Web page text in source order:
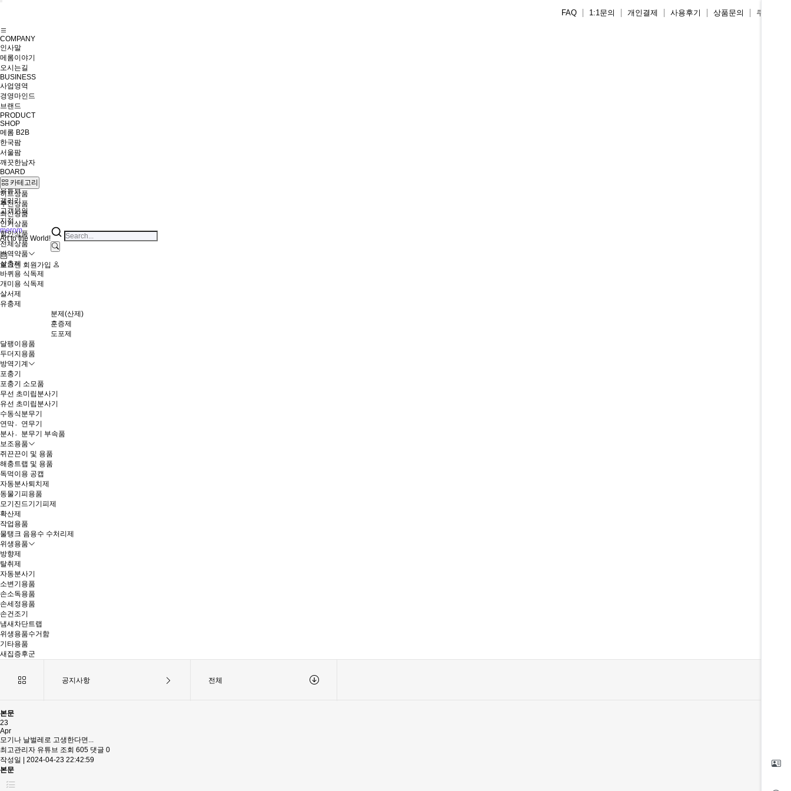
FAQ 1:1문의 개인결제 사용후기 상품문의 쿠폰존
COMPANY
인사말
메롬이야기
오시는길
BUSINESS
사업영역
경영마인드
브랜드
PRODUCT
SHOP
메롬 B2B
한국팜
서울팜
깨끗한남자
BOARD
공지사항
유튜브
갤러리
고객문의
지점
merom
Art to the World!
로그인 회원가입
카테고리
히트상품
추천상품
최신상품
인기상품
할인상품
전체상품
방역약품
살충제
바퀴용 식독제
개미용 식독제
살서제
유충제
분제(산제)
훈증제
도포제
달팽이용품
두더지용품
방역기계
포충기
포충기 소모품
무선 초미립분사기
유선 초미립분사기
수동식분무기
연막연〮무기
분사분〮무기 부속품
보조용품
쥐끈끈이 및 용품
해충트랩 및 용품
독먹이용 공캡
자동분사퇴치제
동물기피용품
모기진드기기피제
확산제
작업용품
물탱크 음용수 수처리제
위생용품
방향제
탈취제
자동분사기
소변기용품
손소독용품
손세정용품
손건조기
냄새차단트랩
위생용품수거함
기타용품
새집증후군
공지사항 전체
본문
23
Apr
모기나 날벌레로 고생한다면...
최고관리자 유튜브 조회 605 댓글 0
작성일 | 2024-04-23 22:42:59
본문